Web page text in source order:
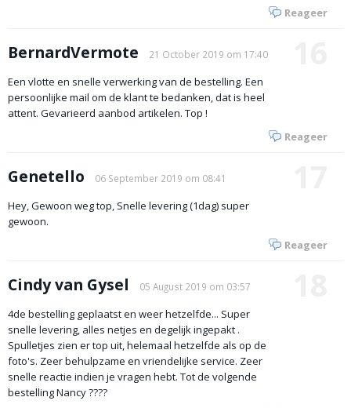
Reageer
BernardVermote 21 October 2019 om 17:40
Een vlotte en snelle verwerking van de bestelling. Een
persoonlijke mail om de klant te bedanken, dat is heel
attent. Gevarieerd aanbod artikelen. Top !
Reageer
Genetello 06 September 2019 om 08:41
Hey, Gewoon weg top, Snelle levering (1dag) super
gewoon.
Reageer
Cindy van Gysel 05 August 2019 om 03:57
4de bestelling geplaatst en weer hetzelfde... Super
snelle levering, alles netjes en degelijk ingepakt .
Spulletjes zien er top uit, helemaal hetzelfde als op de
foto's. Zeer behulpzame en vriendelijke service. Zeer
snelle reactie indien je vragen hebt. Tot de volgende
bestelling Nancy ????